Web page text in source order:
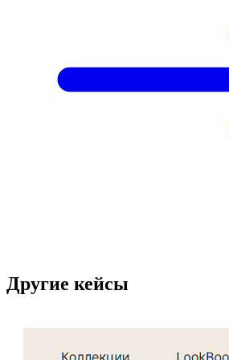
Другие кейсы